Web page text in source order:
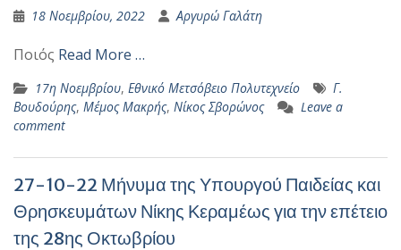
18 Νοεμβρίου, 2022 Αργυρώ Γαλάτη
Ποιός Read More …
17η Νοεμβρίου, Εθνικό Μετσόβειο Πολυτεχνείο
Γ.
Βουδούρης, Μέμος Μακρής, Νίκος Σβορώνος
Leave a
comment
27-10-22 Μήνυμα της Υπουργού Παιδείας και
Θρησκευμάτων Νίκης Κεραμέως για την επέτειο
της 28ης Οκτωβρίου